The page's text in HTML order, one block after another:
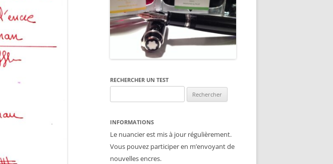
COMPARATIFS LIE DE VIN
COMPARATIFS JAUNES
RECHERCHER UN TEST
INFORMATIONS
Le nuancier est mis à jour régulièrement.
Vous pouvez participer en m’envoyant de
nouvelles encres.